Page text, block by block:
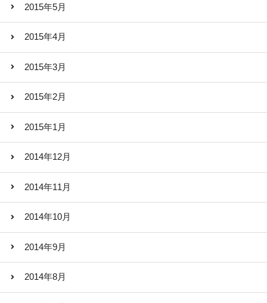
2015年5月
2015年4月
2015年3月
2015年2月
2015年1月
2014年12月
2014年11月
2014年10月
2014年9月
2014年8月